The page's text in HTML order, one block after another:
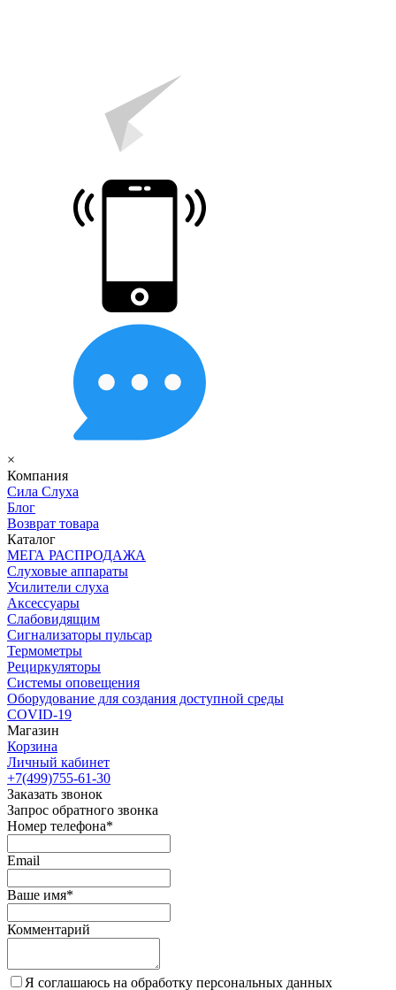
×
Компания
Сила Слуха
Блог
Возврат товара
Каталог
МЕГА РАСПРОДАЖА
Слуховые аппараты
Усилители слуха
Аксессуары
Слабовидящим
Сигнализаторы пульсар
Термометры
Рециркуляторы
Cистемы оповещения
Оборудование для создания доступной среды
COVID-19
Магазин
Корзина
Личный кабинет
+7(499)755-61-30
Заказать звонок
Запрос обратного звонка
Номер телефона*
Email
Ваше имя*
Комментарий
Я соглашаюсь на обработку персональных данных